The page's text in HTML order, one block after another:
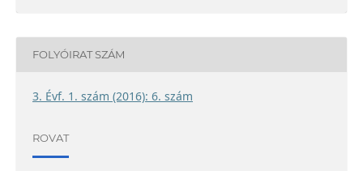
FOLYÓIRAT SZÁM
3. Évf. 1. szám (2016): 6. szám
ROVAT